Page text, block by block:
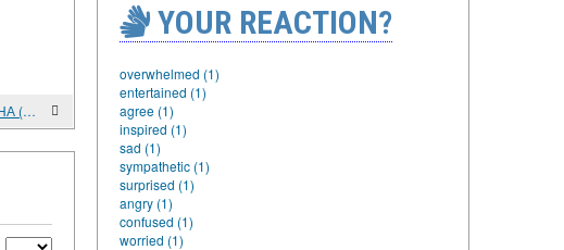
В. В. МАРЬИНА. ЗАКАРПАТСКАЯ УКРАИНА (ПОДКАРПАТСКАЯ РУСЬ) В ПОЛИТИКЕ БЕНЕША И СТАЛИНА. 1939-1945 гг.
YOUR REACTION?
overwhelmed (1)
entertained (1)
agree (1)
inspired (1)
sad (1)
sympathetic (1)
surprised (1)
angry (1)
confused (1)
worried (1)